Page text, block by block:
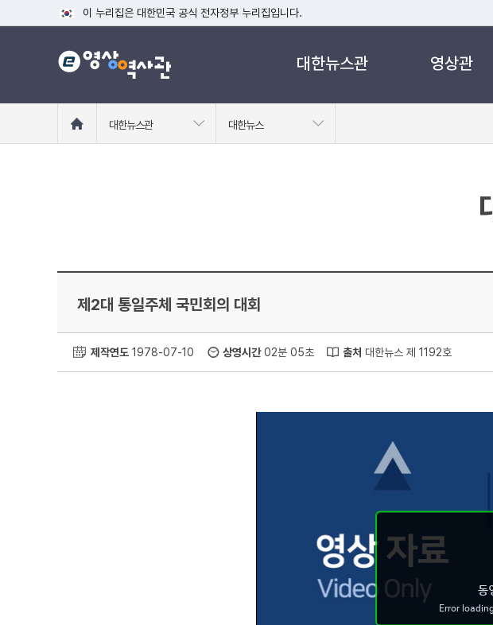
이 누리집은 대한민국 공식 전자정부 누리집입니다.
공식 누리집 주소 확인하기
go.kr 주소를 사용하는 누리집은 대한민국 정부기관이 관리하는 누리집입니다.
대한뉴스관 영상관
로
대한뉴스관 대한뉴스
제2대 통일주체 국민회의 대회
제작연도 1978-07-10 상영시간02분 05초 출처 대한뉴스 제 1192호